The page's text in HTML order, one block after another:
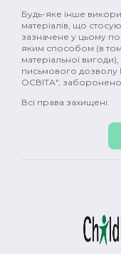
Будь-яке інше
матеріалів, що
зазначене у цьому
яким способом (в
матеріальної
письмового дозволу
ОСВІТА", заборонено.
Всі права захищені.